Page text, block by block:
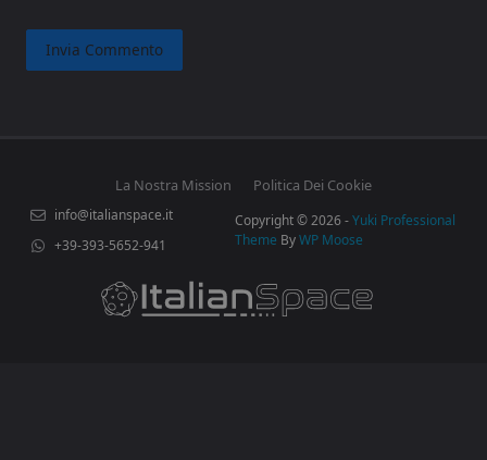
La Nostra Mission Politica Dei Cookie
info@italianspace.it
+39-393-5652-941
Copyright © 2026 -Yuki Professional
Theme ByWP Moose